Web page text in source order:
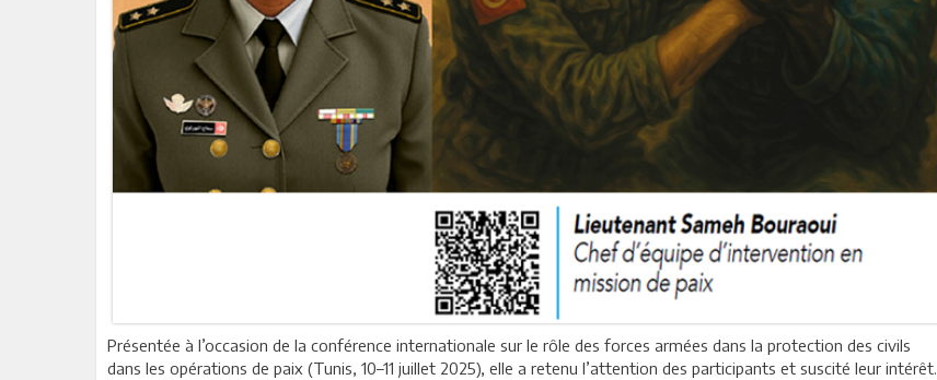
Présentée à l’occasion de la conférence internationale sur le rôle des forces armées dans la protection des civils
dans les opérations de paix (Tunis, 10–11 juillet 2025), elle a retenu l’attention des participants et suscité leur intérêt.